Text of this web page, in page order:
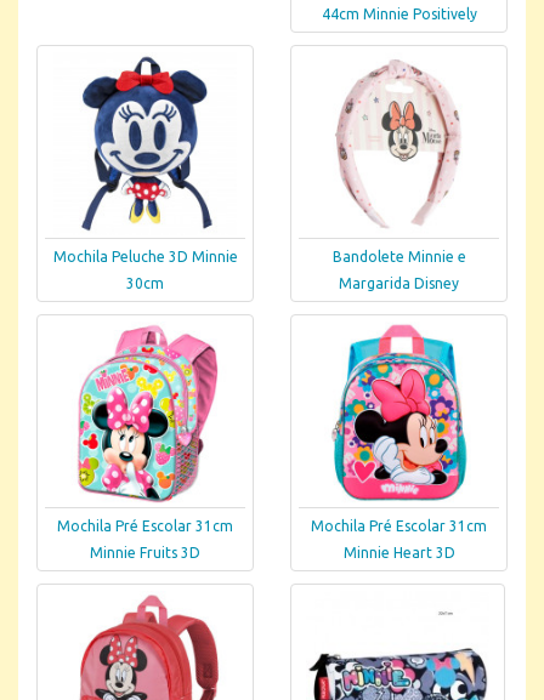
44cm Minnie Positively
Mochila Peluche 3D Minnie
30cm
Bandolete Minnie e
Margarida Disney
Mochila Pré Escolar 31cm
Minnie Fruits 3D
Mochila Pré Escolar 31cm
Minnie Heart 3D